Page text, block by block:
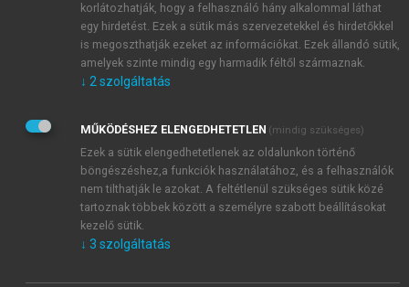
Kérek értesítést a MeRSZ újdonságairól, akcióiról.
Kérek értesítést az Akadémiai Kiadó Zrt. újdonságairól,
Adatkezelési tájékoztatóbanfoglaltakat tudomásul
veszem és elfogadom.
Általános vásárlási feltételeket, valamint a szotar.netés a
mersz.huoldalak licencszerződéseiben foglaltakat
tudomásul veszem és elfogadom.
KIPRÓBÁLOM
korlátozhatják, hogy a felhasználó hány alkalommal láthat
egy hirdetést. Ezek a sütik más szervezetekkel és hirdetőkkel
is megoszthatják ezeket az információkat. Ezek állandó sütik,
amelyek szinte mindig egy harmadik féltől származnak.
↓ 2 szolgáltatás
MŰKÖDÉSHEZ ELENGEDHETETLEN (mindig szükséges)
Ezek a sütik elengedhetetlenek az oldalunkon történő
böngészéshez,a funkciók használatához, és a felhasználók
nem tilthatják le azokat. A feltétlenül szükséges sütik közé
tartoznak többek között a személyre szabott beállításokat
kezelő sütik.
↓ 3 szolgáltatás